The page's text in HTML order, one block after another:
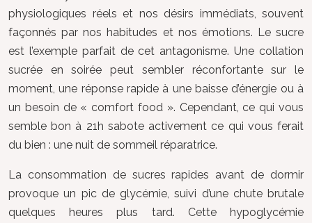
physiologiques réels et nos désirs immédiats, souvent
façonnés par nos habitudes et nos émotions. Le sucre
est l’exemple parfait de cet antagonisme. Une collation
sucrée en soirée peut sembler réconfortante sur le
moment, une réponse rapide à une baisse d’énergie ou à
un besoin de « comfort food ». Cependant, ce qui vous
semble bon à 21h sabote activement ce qui vous ferait
du bien : une nuit de sommeil réparatrice.
La consommation de sucres rapides avant de dormir
provoque un pic de glycémie, suivi d’une chute brutale
quelques heures plus tard. Cette hypoglycémie